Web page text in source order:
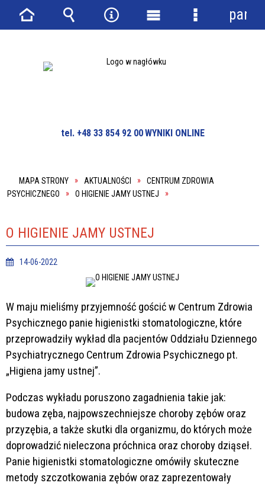
tel. +48 33 854 92 00WYNIKI ONLINE
MAPA STRONY AKTUALNOŚCI
CENTRUM ZDROWIA
PSYCHICZNEGO
O HIGIENIE JAMY USTNEJ
O HIGIENIE JAMY USTNEJ
14-06-2022
W maju mieliśmy przyjemność gościć w Centrum Zdrowia
Psychicznego panie higienistki stomatologiczne, które
przeprowadziły wykład dla pacjentów Oddziału Dziennego
Psychiatrycznego Centrum Zdrowia Psychicznego pt.
„Higiena jamy ustnej”.
Podczas wykładu poruszono zagadnienia takie jak:
budowa zęba, najpowszechniejsze choroby zębów oraz
przyzębia, a także skutki dla organizmu, do których może
doprowadzić nieleczona próchnica oraz choroby dziąseł.
Panie higienistki stomatologiczne omówiły skuteczne
metody szczotkowania zębów oraz zaprezentowały
StronaWyszukiwarka
Narzędzia
Menu Menu
panel